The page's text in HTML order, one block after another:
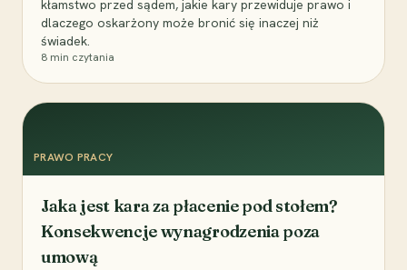
kłamstwo przed sądem, jakie kary przewiduje prawo i
dlaczego oskarżony może bronić się inaczej niż
świadek.
8 min czytania
PRAWO PRACY
Jaka jest kara za płacenie pod stołem?
Konsekwencje wynagrodzenia poza
umową